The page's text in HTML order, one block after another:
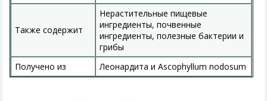
Также содержит
Нерастительные пищевые
ингредиенты, почвенные
ингредиенты, полезные бактерии и
грибы
Получено из
Леонардита и Ascophyllum nodosum